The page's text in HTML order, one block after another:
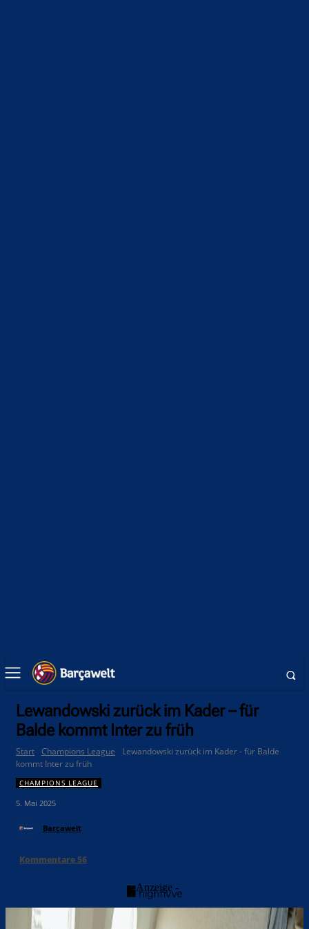
Lewandowski zurück im Kader – für
Balde kommt Inter zu früh
Start Champions League
Lewandowski zurück im Kader - für Balde
kommt Inter zu früh
CHAMPIONS LEAGUE
5. Mai 2025
Barçawelt
Kommentare56
- Anzeige -